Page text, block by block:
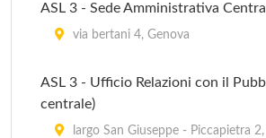
ASL 3 - Sede Amministrativa
via bertani 4, Genova
ASL 3 - Ufficio Relazioni con il
centrale)
largo San Giuseppe - Piccapietra